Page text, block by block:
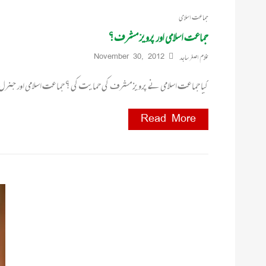
جماعت اسلامی
جماعت اسلامی اور پرویز مشرف؟
غلام اصغر ساجد November 30, 2012
کیا جماعت اسلامی نے پرویز مشرف کی حمایت کی ؟ جماعت اسلامی اور
Read More